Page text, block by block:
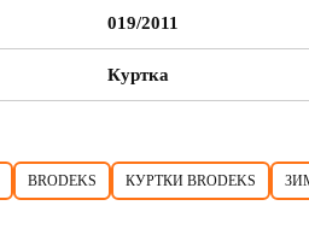
019/2011
Куртка
BRODEKS КУРТКИ BRODEKS